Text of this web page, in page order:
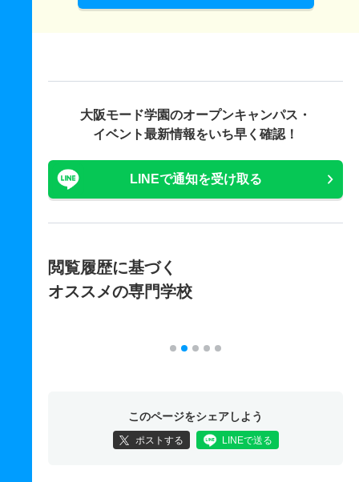
大阪モード学園のオープンキャンパス・
イベント最新情報をいち早く確認！
LINEで通知を受け取る
閲覧履歴に基づく
オススメの専門学校
このページをシェアしよう
ポストする LINEで送る